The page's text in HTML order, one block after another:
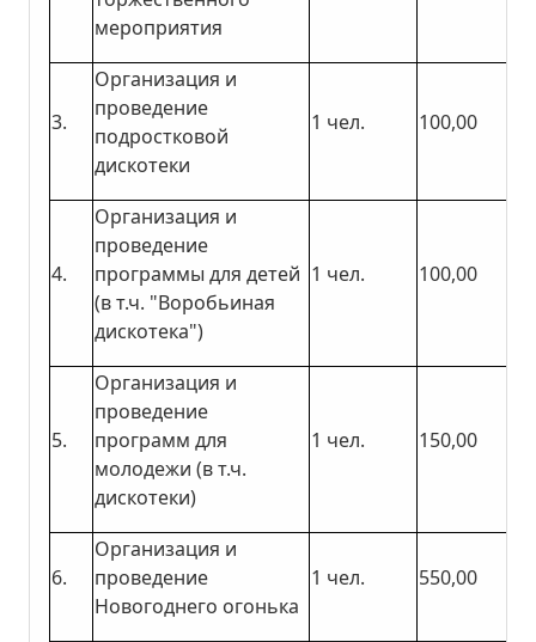
мероприятия
3.
Организация и
проведение
подростковой
дискотеки
1 чел. 100,00
4.
Организация и
проведение
программы для детей
(в т.ч. "Воробьиная
дискотека")
1 чел. 100,00
5.
Организация и
проведение
программ для
молодежи (в т.ч.
дискотеки)
1 чел. 150,00
6.
Организация и
проведение
Новогоднего огонька
1 чел. 550,00